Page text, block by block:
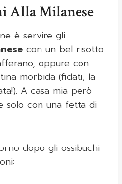
Alla Milanese
è servire gli
con un bel risotto
oppure con
morbida (fidati, la
A casa mia però
solo con una fetta di
dopo gli ossibuchi